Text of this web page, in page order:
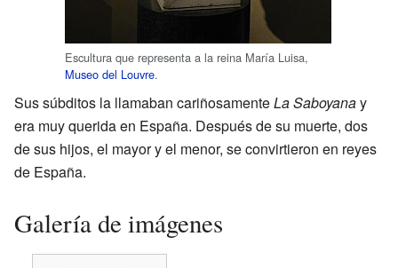
Escultura que representa a la reina María Luisa,
Museo del Louvre.
Sus súbditos la llamaban cariñosamenteLa Saboyanay
era muy querida en España. Después de su muerte, dos
de sus hijos, el mayor y el menor, se convirtieron en reyes
de España.
Galería de imágenes